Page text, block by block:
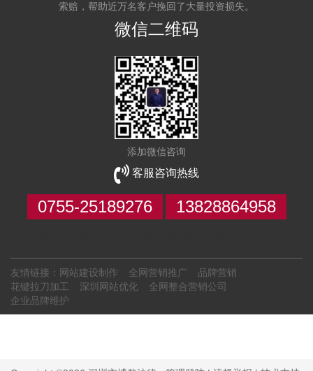
索赔，帮助近万名客户挽回了大量投资损失。
微信二维码
添加微信咨询
客服咨询热线
0755-25189276 13828864958
友情链接： 网站建设制作 全网营销推广
品牌营销
花键拉刀加工
深圳网站优化
全网整合营销公司
企业品牌维护